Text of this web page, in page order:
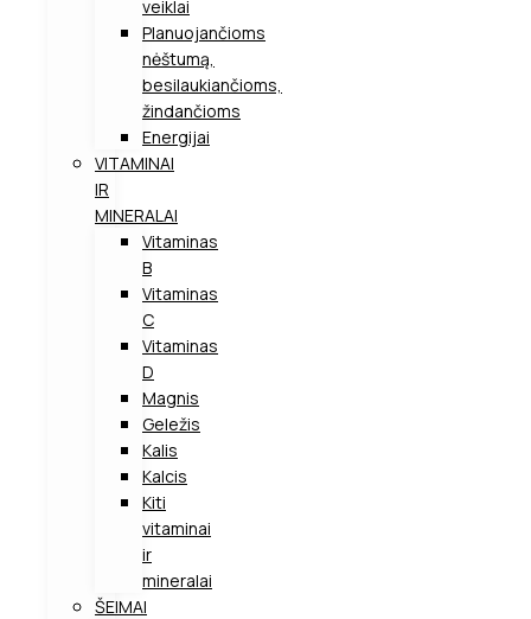
veiklai
Planuojančioms
nėštumą,
besilaukiančioms,
žindančioms
Energijai
VITAMINAI
IR
MINERALAI
Vitaminas
B
Vitaminas
C
Vitaminas
D
Magnis
Geležis
Kalis
Kalcis
Kiti
vitaminai
ir
mineralai
ŠEIMAI